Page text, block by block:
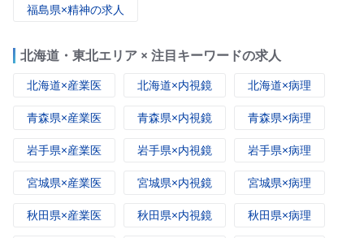
福島県×精神の求人
北海道・東北エリア × 注目キーワードの求人
北海道×産業医 北海道×内視鏡 北海道×病理
青森県×産業医 青森県×内視鏡 青森県×病理
岩手県×産業医 岩手県×内視鏡 岩手県×病理
宮城県×産業医 宮城県×内視鏡 宮城県×病理
秋田県×産業医 秋田県×内視鏡 秋田県×病理